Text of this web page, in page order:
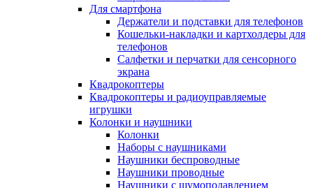
Для смартфона
Держатели и подставки для телефонов
Кошельки-накладки и картхолдеры для
телефонов
Салфетки и перчатки для сенсорного
экрана
Квадрокоптеры
Квадрокоптеры и радиоуправляемые
игрушки
Колонки и наушники
Колонки
Наборы с наушниками
Наушники беспроводные
Наушники проводные
Наушники с шумоподавлением